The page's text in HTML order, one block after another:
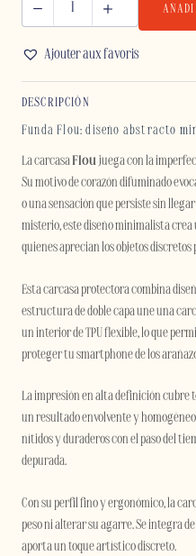
IPHONE
cantidad
Ajouter aux favoris
DESCRIPCIÓN
Funda Flou: diseño abstracto
La carcasaFlou juega con la
Su motivo de corazón difuminado
o una sensación que persiste sin
misterio, este diseño minimalista
quienes aprecian los objetos discretos
Esta carcasa protectora combina
estructura de doble capa une una
un interior de TPU flexible, lo que
proteger tu smartphone de los
La impresión en alta definición cubre
un resultado envolvente y
nítidos y duraderos con el paso del
depurada.
Con su perfil fino y ergonómico, la
peso ni alterar su agarre. Se integra
aporta un toque artístico discreto.